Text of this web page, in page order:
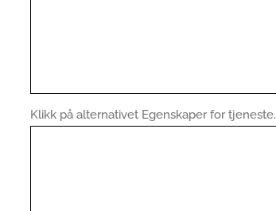
Klikk på alternativet Egenskaper for tjeneste.